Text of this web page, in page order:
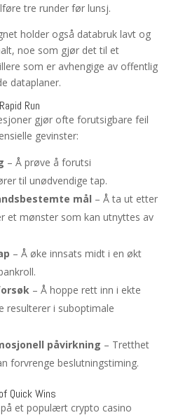
tre runder før lunsj.
holder også databruk lavt og
noe som gjør det til et
som er avhengige av offentlig
dataplaner.
Run
gjør ofte forutsigbare feil
gevinster:
– Å prøve å forutsi
til unødvendige tap.
mål – Å ta ut etter
et mønster som kan utnyttes av
– Å øke innsats midt i en økt
– Å hoppe rett inn i ekte
resulterer i suboptimale
påvirkning – Tretthet
forvrenge beslutningstiming.
Quick Wins
et populært crypto casino